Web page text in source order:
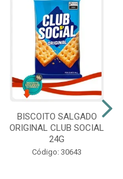
BISCOITO SALGADO
ORIGINAL CLUB SOCIAL
24G
Código: 30643